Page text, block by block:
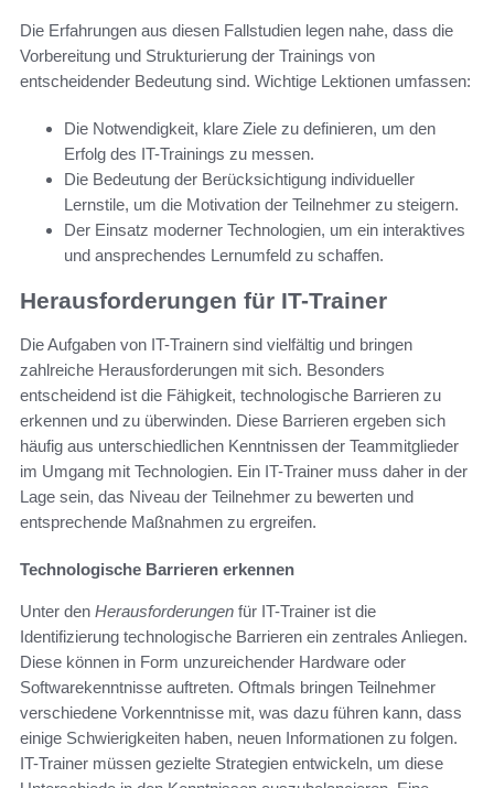
Die Erfahrungen aus diesen Fallstudien legen nahe, dass die
Vorbereitung und Strukturierung der Trainings von
entscheidender Bedeutung sind. Wichtige Lektionen umfassen:
Die Notwendigkeit, klare Ziele zu definieren, um den
Erfolg des IT-Trainings zu messen.
Die Bedeutung der Berücksichtigung individueller
Lernstile, um die Motivation der Teilnehmer zu steigern.
Der Einsatz moderner Technologien, um ein interaktives
und ansprechendes Lernumfeld zu schaffen.
Herausforderungen für IT-Trainer
Die Aufgaben von IT-Trainern sind vielfältig und bringen
zahlreiche Herausforderungen mit sich. Besonders
entscheidend ist die Fähigkeit, technologische Barrieren zu
erkennen und zu überwinden. Diese Barrieren ergeben sich
häufig aus unterschiedlichen Kenntnissen der Teammitglieder
im Umgang mit Technologien. Ein IT-Trainer muss daher in der
Lage sein, das Niveau der Teilnehmer zu bewerten und
entsprechende Maßnahmen zu ergreifen.
Technologische Barrieren erkennen
Unter den Herausforderungen für IT-Trainer ist die
Identifizierung technologische Barrieren ein zentrales Anliegen.
Diese können in Form unzureichender Hardware oder
Softwarekenntnisse auftreten. Oftmals bringen Teilnehmer
verschiedene Vorkenntnisse mit, was dazu führen kann, dass
einige Schwierigkeiten haben, neuen Informationen zu folgen.
IT-Trainer müssen gezielte Strategien entwickeln, um diese